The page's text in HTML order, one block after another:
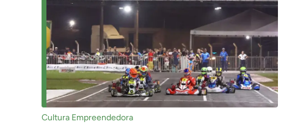
Cultura Empreendedora